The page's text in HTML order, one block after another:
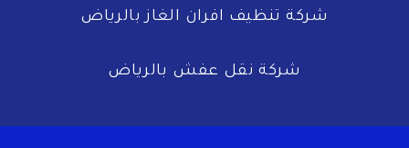
شركة تنظيف افران الغاز بالرياض
شركة نقل عفش بالرياض